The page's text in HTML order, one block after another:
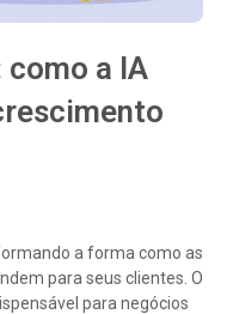
a IA
a forma como as
para seus clientes. O
para negócios